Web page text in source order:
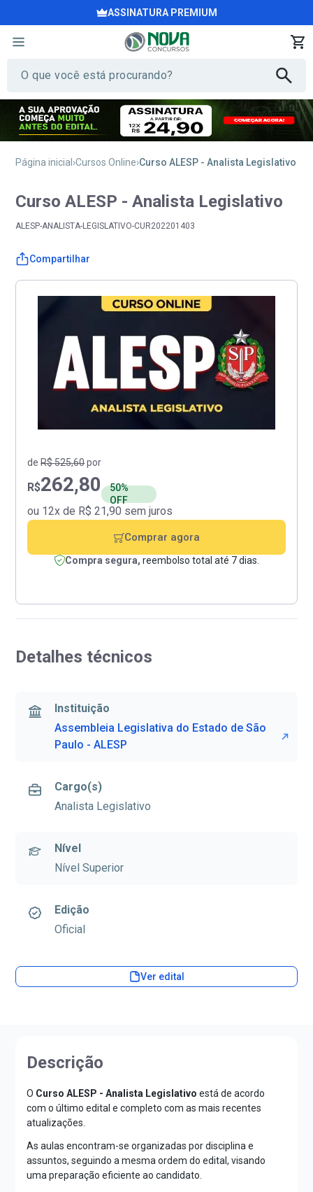
ASSINATURA PREMIUM
Página inicial Cursos Online Curso ALESP - Analista Legislativo
Curso ALESP - Analista Legislativo
ALESP-ANALISTA-LEGISLATIVO-CUR202201403
Compartilhar
Detalhes técnicos
Instituição
Assembleia Legislativa do Estado de São
Paulo - ALESP
Cargo(s)
Analista Legislativo
Nível
Nível Superior
Edição
Oficial
Ver edital
deR$ 525,60por
R$262,80
50%
OFF
ou 12x de R$ 21,90 sem juros
Comprar agora
Compra segura, reembolso total até 7 dias.
Descrição
O Curso ALESP - Analista Legislativo está de acordo
com o último edital e completo com as mais recentes
atualizações.
As aulas encontram-se organizadas por disciplina e
assuntos, seguindo a mesma ordem do edital, visando
uma preparação eficiente ao candidato.